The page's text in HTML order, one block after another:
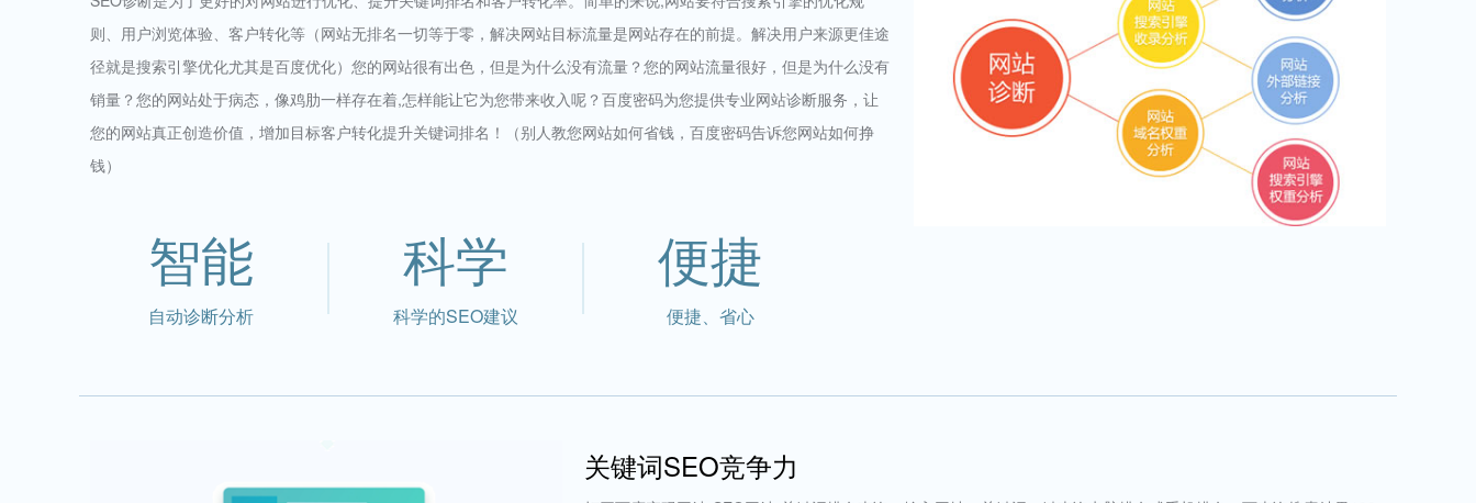
则、用户浏览体验、客户转化等（网站无排名一切等于零，解决网站目标流量是网站存在的前提。解决用户来源更佳途
径就是搜索引擎优化尤其是百度优化）您的网站很有出色，但是为什么没有流量？您的网站流量很好，但是为什么没有
销量？您的网站处于病态，像鸡肋一样存在着,怎样能让它为您带来收入呢？百度密码为您提供专业网站诊断服务，让
您的网站真正创造价值，增加目标客户转化提升关键词排名！（别人教您网站如何省钱，百度密码告诉您网站如何挣
钱）
智能
自动诊断分析
科学
科学的SEO建议
便捷
便捷、省心
关键词SEO竞争力